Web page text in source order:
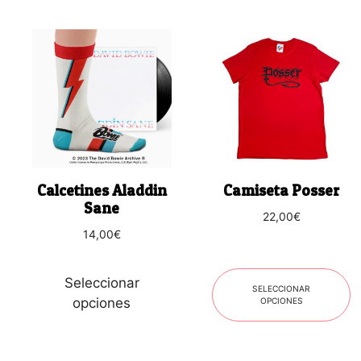
Calcetines Aladdin
Sane
14,00€
Seleccionar
opciones
Este
producto
múltiples
variantes.
Las
opciones
pueden
página
Camiseta Posser
22,00€
SELECCIONAR
OPCIONES
producto
tiene
múltiples
opciones
pueden
página
de
producto